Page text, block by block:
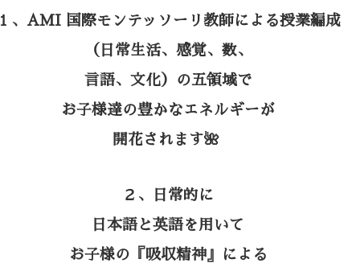
１、AMI 国際モンテッソーリ教師による授業編成
（日常生活、感覚、数、
言語、文化）の五領域で
お子様達の豊かなエネルギーが
開花されます🌺
２、日常的に
日本語と英語を用いて
お子様の『吸収精神』による